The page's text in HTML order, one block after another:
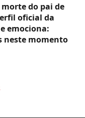
do pai de
oficial da
emociona:
neste momento